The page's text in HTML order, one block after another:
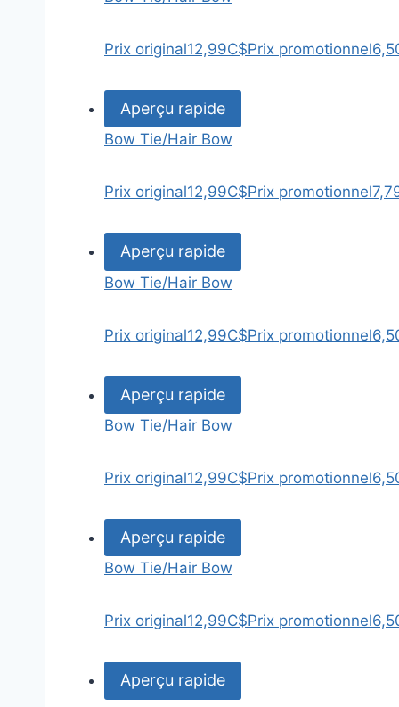
Prix original12,99C$Prix promotionnel
Aperçu rapide
Bow Tie/Hair Bow
Prix original12,99C$Prix promotionnel
Aperçu rapide
Bow Tie/Hair Bow
Prix original12,99C$Prix promotionnel
Aperçu rapide
Bow Tie/Hair Bow
Prix original12,99C$Prix promotionnel
Aperçu rapide
Bow Tie/Hair Bow
Prix original12,99C$Prix promotionnel
Aperçu rapide